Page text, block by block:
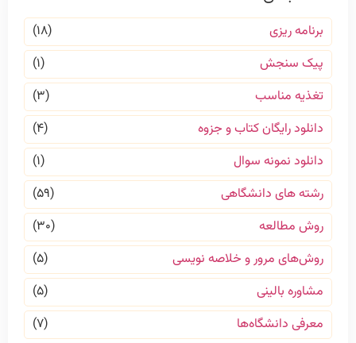
برنامه ریزی
(۱۸)
پیک سنجش
(۱)
تغذیه مناسب
(۳)
دانلود رایگان کتاب و جزوه
(۴)
دانلود نمونه سوال
(۱)
رشته های دانشگاهی
(۵۹)
روش مطالعه
(۳۰)
روش‌های مرور و خلاصه نویسی
(۵)
مشاوره بالینی
(۵)
معرفی دانشگاه‌ها
(۷)